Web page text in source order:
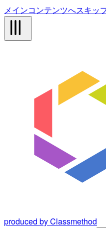
メインコンテンツへスキッ
produced by Classmethod